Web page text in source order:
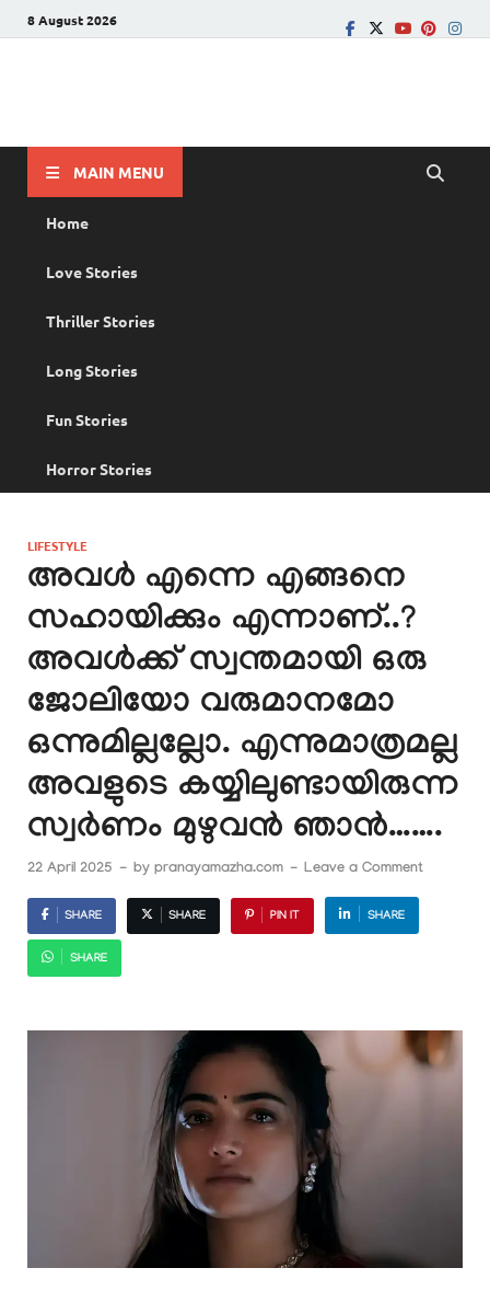
8 August 2026
MAIN MENU
Home
Love Stories
Thriller Stories
Long Stories
Fun Stories
Horror Stories
LIFESTYLE
അവൾ എന്നെ എങ്ങനെ
സഹായിക്കും എന്നാണ്..?
അവൾക്ക് സ്വന്തമായി ഒരു
ജോലിയോ വരുമാനമോ
ഒന്നുമില്ലല്ലോ. എന്നുമാത്രമല്ല
അവളുടെ കയ്യിലുണ്ടായിരുന്ന
സ്വർണം മുഴുവൻ ഞാൻ…….
22 April 2025 - by pranayamazha.com - Leave a Comment
SHARE SHARE PIN IT SHARE
SHARE